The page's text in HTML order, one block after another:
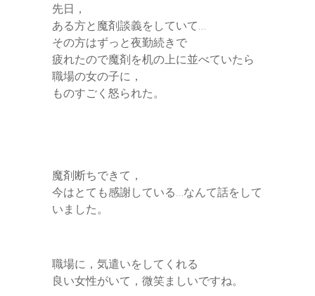
先日，
ある方と魔剤談義をしていて…
その方はずっと夜勤続きで
疲れたので魔剤を机の上に並べていたら
職場の女の子に，
ものすごく怒られた。
魔剤断ちできて，
今はとても感謝している…なんて話をして
いました。
職場に，気遣いをしてくれる
良い女性がいて，微笑ましいですね。